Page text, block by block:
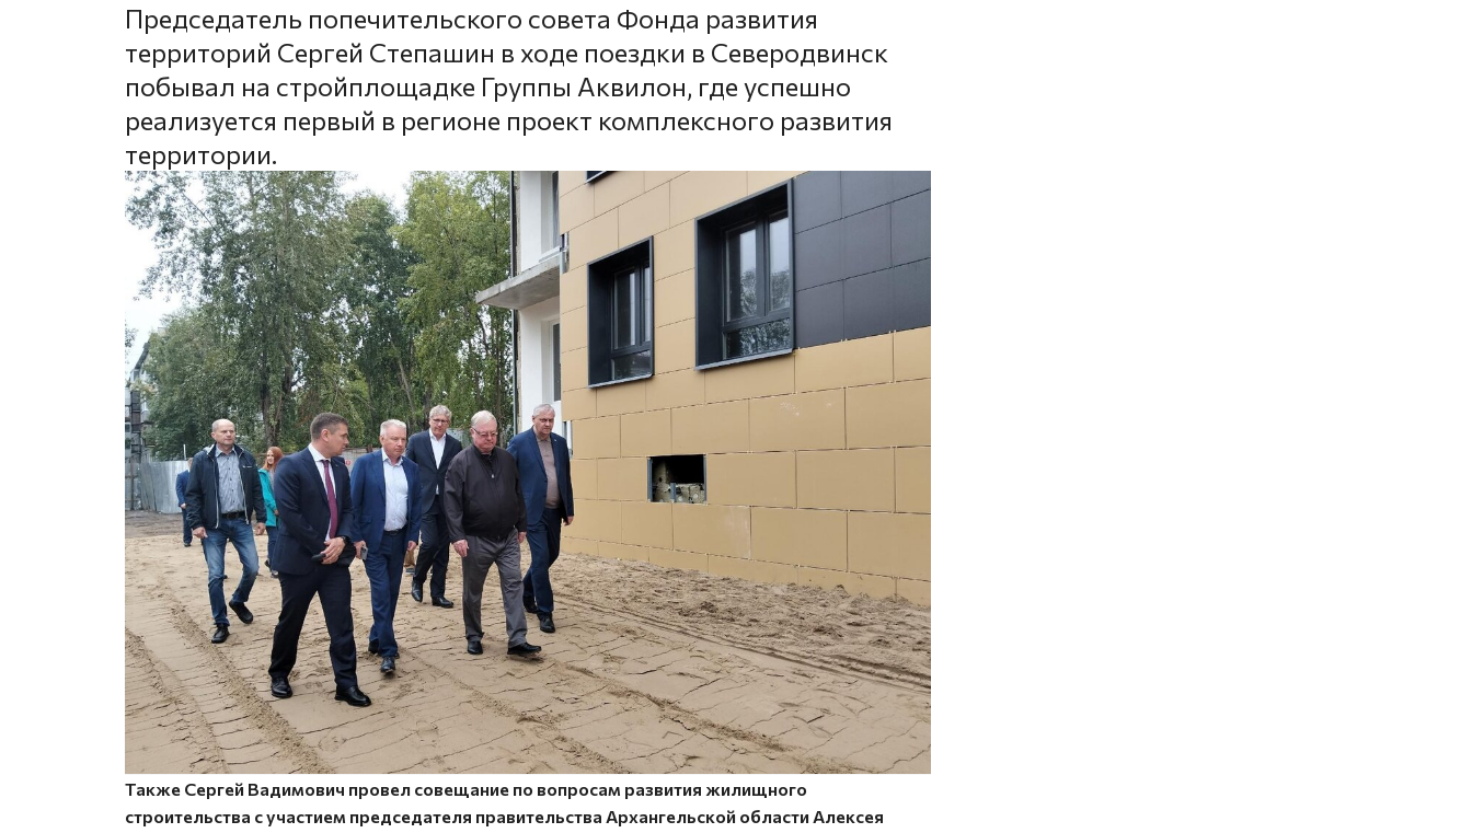
Председатель попечительского совета Фонда развития
территорий Сергей Степашин в ходе поездки в Северодвинск
побывал на стройплощадке Группы Аквилон, где успешно
реализуется первый в регионе проект комплексного развития
территории.
Также Сергей Вадимович провел совещание по вопросам развития жилищного
строительства с участием председателя правительства Архангельской области Алексея